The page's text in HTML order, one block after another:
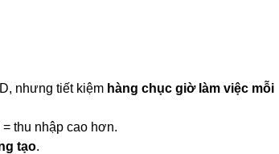
nhưng tiết kiệm hàng chục giờ làm việc mỗi
thu nhập cao hơn.
tạo.